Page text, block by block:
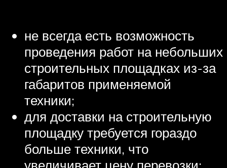
не всегда есть возможность
проведения работ на небольших
строительных площадках из-за
габаритов применяемой
техники;
для доставки на строительную
площадку требуется гораздо
больше техники, что